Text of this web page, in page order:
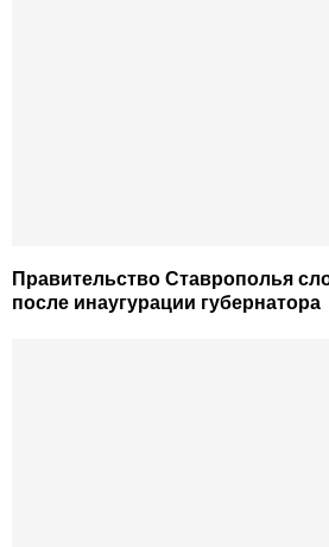
Правительство Ставрополья
после инаугурации губернатора